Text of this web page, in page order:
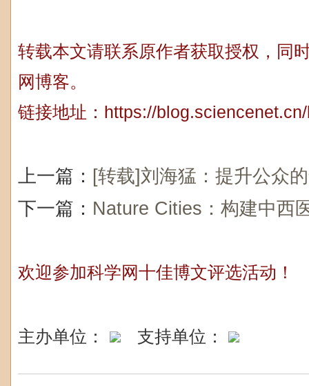
转载本文请联系原作者获取授权，同
网博客。
链接地址： https://
上一篇： [转载]刘海猛：提升公众
下一篇： Nature Cities：构建中西
欢迎参加科学网十佳博文评选活动！
主办单位： 支持单位：